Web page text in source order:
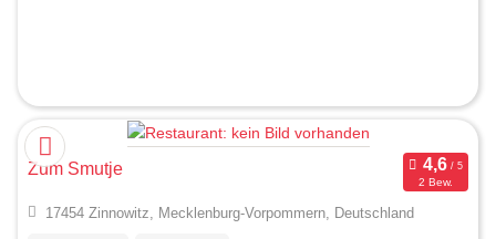
Zum Smutje
2 Bew.
17454 Zinnowitz, Mecklenburg-Vorpommern, Deutschland